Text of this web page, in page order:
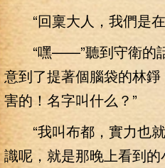
“回稟大人，我們是在
“嘿——”聽到守衛的話
意到了提著個腦袋的林
害的！名字叫什么？”
“我叫布都，實力也就
識呢，就是那晚上看到